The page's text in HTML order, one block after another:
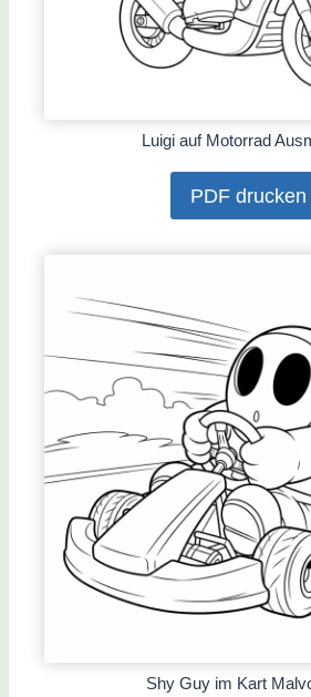
Luigi auf Motorrad
PDF drucken
Shy Guy im Kart